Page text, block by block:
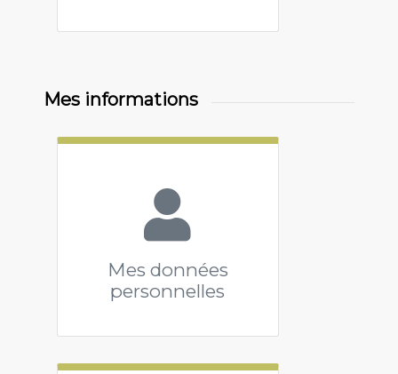
Mes informations
Mes données
personnelles